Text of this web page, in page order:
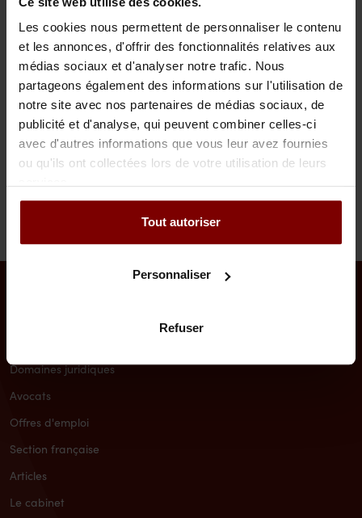
Les cookies nous permettent de personnaliser le contenu
et les annonces, d'offrir des fonctionnalités relatives aux
médias sociaux et d'analyser notre trafic. Nous
partageons également des informations sur l'utilisation de
notre site avec nos partenaires de médias sociaux, de
publicité et d'analyse, qui peuvent combiner celles-ci
avec d'autres informations que vous leur avez fournies
ou qu'ils ont collectées lors de votre utilisation de leurs
Tout autoriser
Personnaliser
Refuser
Contactez
Alex Brouwer
+31 (0)20 - 574 74 74
a.brouwer@vandiepen.com
Domaines juridiques
Avocats
Offres d'emploi
Section française
Articles
Le cabinet